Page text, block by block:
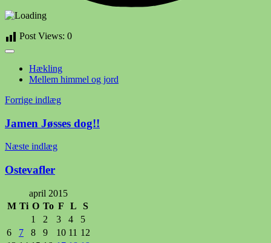
Post Views: 0
Hækling
Mellem himmel og jord
Indlægsnavigation
Forrige indlæg
Jamen Jøsses dog!!
Næste indlæg
Ostevafler
april 2015
M Ti O To F L
S
1
2 3 4
5
6
7 8 9 10 11 12